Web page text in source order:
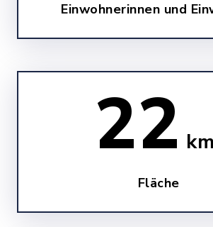
Einwohnerinnen und
22
Fläche